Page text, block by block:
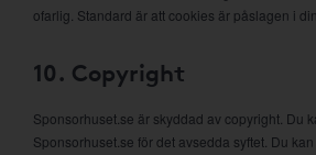
ofarlig. Standard är att cookies är påslagen i
10. Copyright
Sponsorhuset.se är skyddad av copyright. Du
Sponsorhuset.se för det avsedda syftet. Du